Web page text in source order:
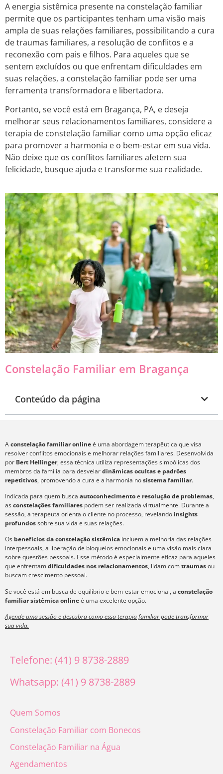
A energia sistêmica presente na constelação familiar
permite que os participantes tenham uma visão mais
ampla de suas relações familiares, possibilitando a cura
de traumas familiares, a resolução de conflitos e a
reconexão com pais e filhos. Para aqueles que se
sentem excluídos ou que enfrentam dificuldades em
suas relações, a constelação familiar pode ser uma
ferramenta transformadora e libertadora.
Portanto, se você está em Bragança, PA, e deseja
melhorar seus relacionamentos familiares, considere a
terapia de constelação familiar como uma opção eficaz
para promover a harmonia e o bem-estar em sua vida.
Não deixe que os conflitos familiares afetem sua
felicidade, busque ajuda e transforme sua realidade.
Constelação Familiar em Bragança
Conteúdo da página
Aconstelação familiar onlineé uma abordagem terapêutica que visa
resolver conflitos emocionais e melhorar relações familiares. Desenvolvida
por Bert Hellinger, essa técnica utiliza representações simbólicas dos
membros da família para desvelardinâmicas ocultas e padrões
repetitivos, promovendo a cura e a harmonia nosistema familiar.
Indicada para quem busca autoconhecimentoe resolução de problemas,
asconstelações familiares podem ser realizada virtualmente. Durante a
sessão, a terapeuta orienta o cliente no processo, revelando insights
profundossobre sua vida e suas relações.
Os benefícios da constelação sistêmica incluem a melhoria das relações
interpessoais, a liberação de bloqueios emocionais e uma visão mais clara
sobre questões pessoais. Esse método é especialmente eficaz para aqueles
que enfrentamdificuldades nos relacionamentos, lidam comtraumasou
buscam crescimento pessoal.
Se você está em busca de equilíbrio e bem-estar emocional, a constelação
familiar sistêmica onlineé uma excelente opção.
Agende uma sessão e descubra como essa terapia familiar pode transformar
sua vida.
Telefone: (41) 9 8738-2889
Whatsapp: (41) 9 8738-2889
Quem Somos
Constelação Familiar com Bonecos
Constelação Familiar na Água
Agendamentos